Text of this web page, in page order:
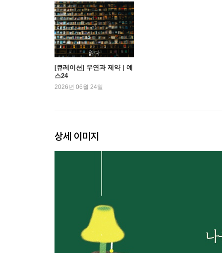
읽다
[큐레이션] 우연과 제약 | 예
스24
2026년 06월 24일
상세 이미지